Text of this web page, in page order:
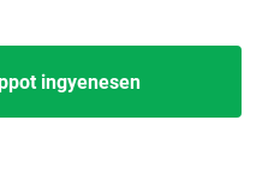
ingyenesen